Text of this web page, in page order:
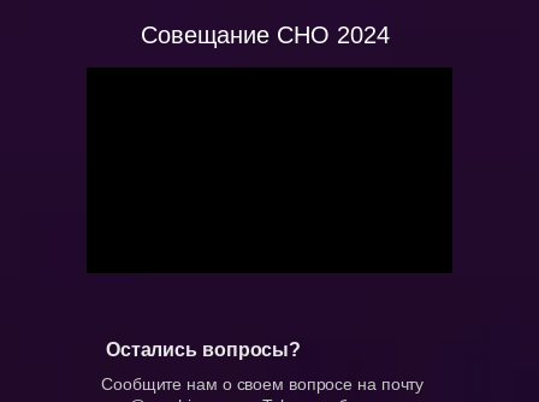
Совещание СНО 2024
Остались вопросы?
Сообщите нам о своем вопросе на почту